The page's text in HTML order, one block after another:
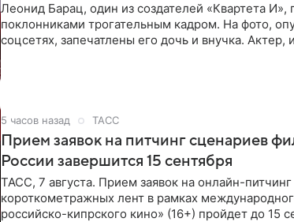
Леонид Барац, один из создателей «Квартета И»,
поклонниками трогательным кадром. На фото,
соцсетях, запечатлены его дочь и внучка.
5 часов назад ТАСС
Прием заявок на питчинг сценариев
России завершится 15 сентября
ТАСС, 7 августа. Прием заявок на онлайн-
короткометражных лент в рамках
российско-кипрского кино» (16+) пройдет до 15